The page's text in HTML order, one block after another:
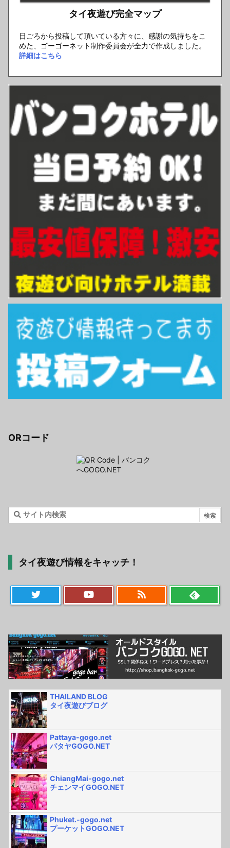
タイ夜遊び完全マップ
日ごろから投稿して頂いている方々に、感謝の気持ちをこ
めた、ゴーゴーネット制作委員会が全力で作成しました。
詳細はこちら
ORコード
タイ夜遊び情報をキャッチ！
THAILAND BLOG
タイ夜遊びブログ
Pattaya-gogo.net
パタヤGOGO.NET
ChiangMai-gogo.net
チェンマイGOGO.NET
Phuket.-gogo.net
プーケットGOGO.NET